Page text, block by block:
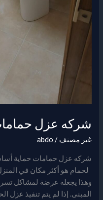
شركه عزل
غير مصنف /
abdo
شركه عزل حمامات حماية
لحمام هو أكثر مكان في
وهذا يجعله عرضة لمشاكل تسرب
المبنى. إذا لم يتم تنفيذ عزل